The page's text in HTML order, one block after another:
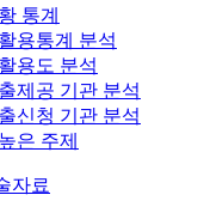
통계
용통계 분석
용도 분석
제공 기관 분석
신청 기관 분석
은 주제
자료